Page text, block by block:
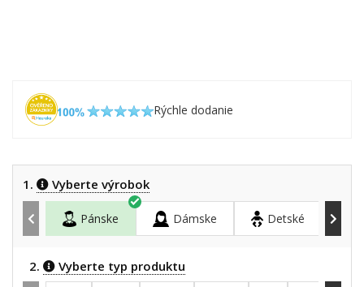
Rýchle dodanie
1. Vyberte výrobok
Pánske Dámske Detské
2. Vyberte typ produktu